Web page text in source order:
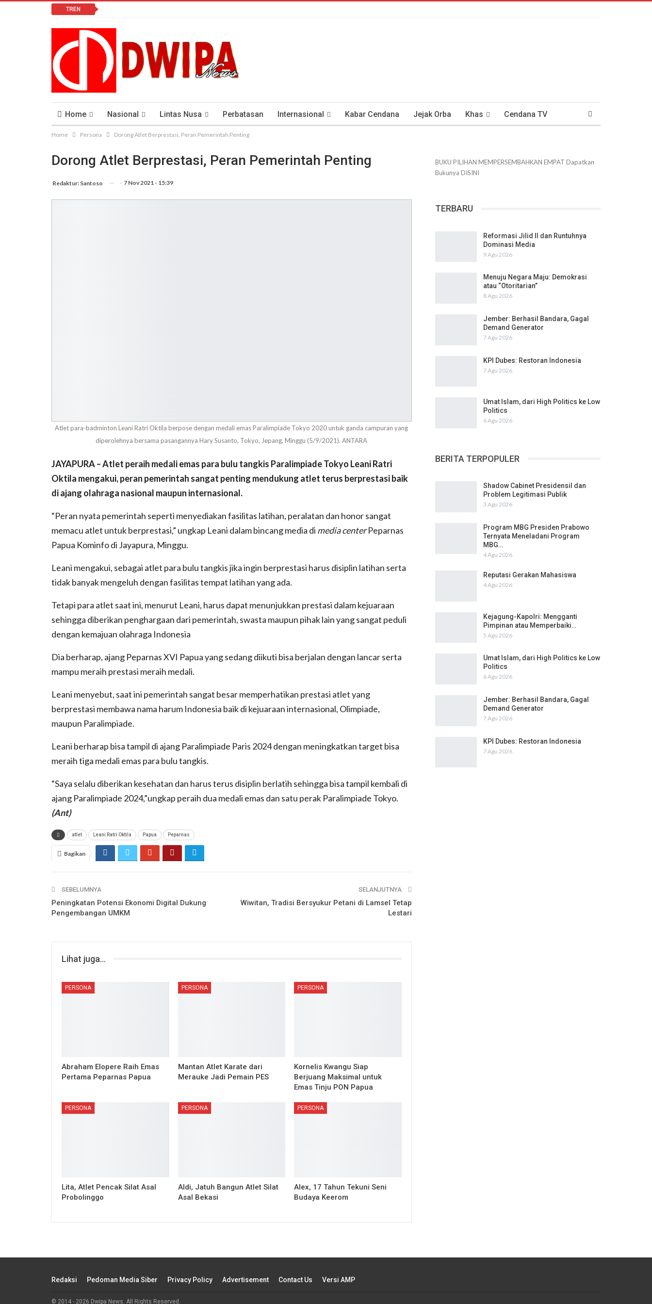
TREN
Home Nasional Lintas Nusa Perbatasan Internasional Kabar Cendana Jejak Orba Khas Cendana TV
Lomba Vlog Cendana News Peduli Kesehatan Antisipasi COVID-19
Home Persona Dorong Atlet Berprestasi, Peran Pemerintah Penting
Dorong Atlet Berprestasi, Peran Pemerintah Penting
Redaktur: Santoso - 7 Nov 2021 - 15:39
Atlet para-badminton Leani Ratri Oktila berpose dengan medali emas Paralimpiade Tokyo 2020 untuk ganda campuran yang
diperolehnya bersama pasangannya Hary Susanto, Tokyo, Jepang, Minggu (5/9/2021). ANTARA
JAYAPURA – Atlet peraih medali emas para bulu tangkis Paralimpiade Tokyo Leani Ratri
Oktila mengakui, peran pemerintah sangat penting mendukung atlet terus berprestasi baik
di ajang olahraga nasional maupun internasional.
“Peran nyata pemerintah seperti menyediakan fasilitas latihan, peralatan dan honor sangat
memacu atlet untuk berprestasi,” ungkap Leani dalam bincang media di media centerPeparnas
Papua Kominfo di Jayapura, Minggu.
Leani mengakui, sebagai atlet para bulu tangkis jika ingin berprestasi harus disiplin latihan serta
tidak banyak mengeluh dengan fasilitas tempat latihan yang ada.
Tetapi para atlet saat ini, menurut Leani, harus dapat menunjukkan prestasi dalam kejuaraan
sehingga diberikan penghargaan dari pemerintah, swasta maupun pihak lain yang sangat peduli
dengan kemajuan olahraga Indonesia
Dia berharap, ajang Peparnas XVI Papua yang sedang diikuti bisa berjalan dengan lancar serta
mampu meraih prestasi meraih medali.
Leani menyebut, saat ini pemerintah sangat besar memperhatikan prestasi atlet yang
berprestasi membawa nama harum Indonesia baik di kejuaraan internasional, Olimpiade,
maupun Paralimpiade.
Leani berharap bisa tampil di ajang Paralimpiade Paris 2024 dengan meningkatkan target bisa
meraih tiga medali emas para bulu tangkis.
“Saya selalu diberikan kesehatan dan harus terus disiplin berlatih sehingga bisa tampil kembali di
ajang Paralimpiade 2024,”ungkap peraih dua medali emas dan satu perak Paralimpiade Tokyo.
(Ant)
atlet Leani Ratri Oktila Papua Peparnas
Bagikan
SEBELUMNYA
Peningkatan Potensi Ekonomi Digital Dukung
Pengembangan UMKM
SELANJUTNYA
Wiwitan, Tradisi Bersyukur Petani di Lamsel Tetap
Lestari
Lihat juga...
PERSONA
Abraham Elopere Raih Emas
Pertama Peparnas Papua
PERSONA
Mantan Atlet Karate dari
Merauke Jadi Pemain PES
PERSONA
Kornelis Kwangu Siap
Berjuang Maksimal untuk
Emas Tinju PON Papua
PERSONA
Lita, Atlet Pencak Silat Asal
Probolinggo
PERSONA
Aldi, Jatuh Bangun Atlet Silat
Asal Bekasi
PERSONA
Alex, 17 Tahun Tekuni Seni
Budaya Keerom
BUKU PILIHAN MEMPERSEMBAHKAN EMPAT Dapatkan
Bukunya DISINI
TERBARU
Reformasi Jilid II dan Runtuhnya
Dominasi Media
9 Agu 2026
Menuju Negara Maju: Demokrasi
atau “Otoritarian”
8 Agu 2026
Jember: Berhasil Bandara, Gagal
Demand Generator
7 Agu 2026
KPI Dubes: Restoran Indonesia
7 Agu 2026
Umat Islam, dari High Politics ke Low
Politics
6 Agu 2026
BERITA TERPOPULER
Shadow Cabinet Presidensil dan
Problem Legitimasi Publik
3 Agu 2026
Program MBG Presiden Prabowo
Ternyata Meneladani Program
MBG…
4 Agu 2026
Reputasi Gerakan Mahasiswa
4 Agu 2026
Kejagung-Kapolri: Mengganti
Pimpinan atau Memperbaiki…
5 Agu 2026
Umat Islam, dari High Politics ke Low
Politics
6 Agu 2026
Jember: Berhasil Bandara, Gagal
Demand Generator
7 Agu 2026
KPI Dubes: Restoran Indonesia
7 Agu 2026
Redaksi Pedoman Media Siber Privacy Policy Advertisement Contact Us Versi AMP
© 2014 - 2026 Dwipa News. All Rights Reserved.